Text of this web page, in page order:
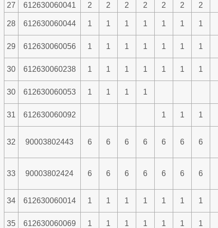
27 612630060041 2 2 2 2 2 2 2
28 612630060044 1 1 1 1 1 1 1
29 612630060056 1 1 1 1 1 1 1
30 612630060238 1 1 1 1 1 1 1
30 612630060053 1 1 1 1
31 612630060092 1 1 1
32 90003802443 6 6 6 6 6 6 6
33 90003802424 6 6 6 6 6 6 6
34 612630060014 1 1 1 1 1 1 1
35 612630060069 1 1 1 1 1 1 1